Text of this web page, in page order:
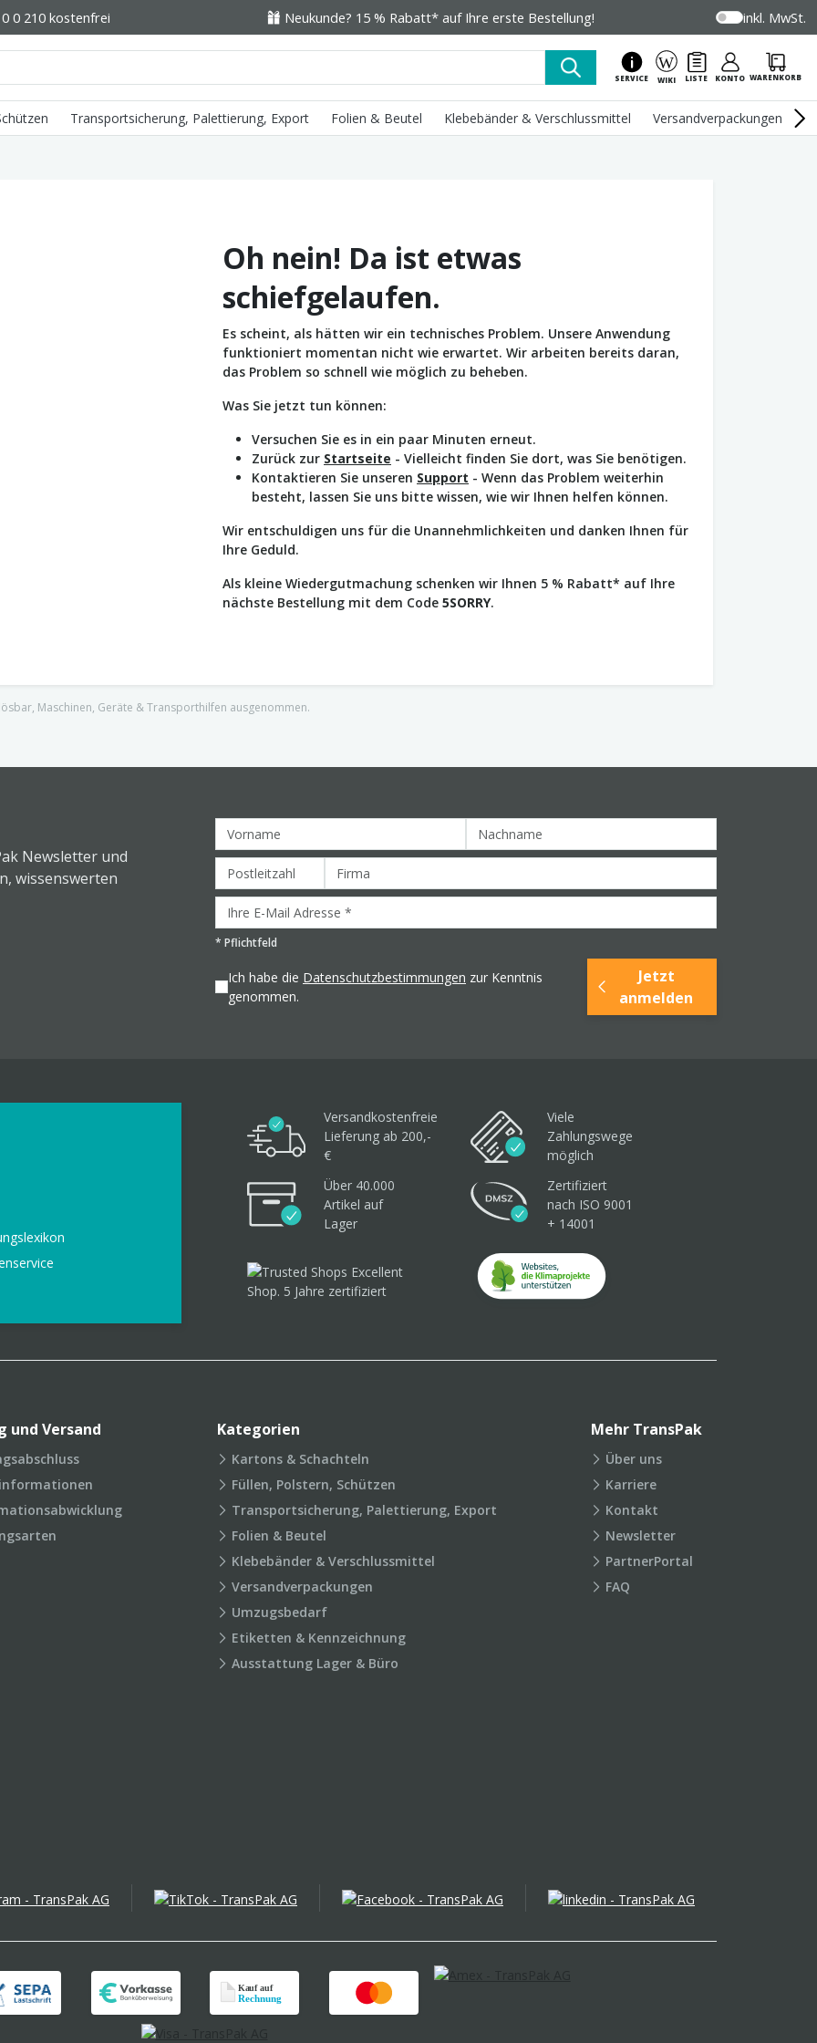
0 210 kostenfrei Neukunde? 15 % Rabatt* auf Ihre erste Bestellung! inkl. MwSt.
SERVICE WIKI LISTE KONTO WARENKORB
Transportsicherung, Palettierung, Export Folien & Beutel Klebebänder & Verschlussmittel Versandverpackungen
Oh nein! Da ist etwas
schiefgelaufen.
Es scheint, als hätten wir ein technisches Problem. Unsere Anwendung
funktioniert momentan nicht wie erwartet. Wir arbeiten bereits daran,
das Problem so schnell wie möglich zu beheben.
Was Sie jetzt tun können:
Versuchen Sie es in ein paar Minuten erneut.
Zurück zur Startseite - Vielleicht finden Sie dort, was Sie benötigen.
Kontaktieren Sie unseren Support - Wenn das Problem weiterhin
besteht, lassen Sie uns bitte wissen, wie wir Ihnen helfen können.
Wir entschuldigen uns für die Unannehmlichkeiten und danken Ihnen für
Ihre Geduld.
Als kleine Wiedergutmachung schenken wir Ihnen 5 % Rabatt* auf Ihre
nächste Bestellung mit dem Code 5SORRY.
Maschinen, Geräte & Transporthilfen ausgenommen.
Newsletter und
wissenswerten
* Pflichtfeld
Ich habe die Datenschutzbestimmungen zur Kenntnis
genommen.
Jetzt
anmelden
Versandkostenfreie
Lieferung ab 200,-
€
Viele
Zahlungswege
möglich
Über 40.000
Artikel auf
Lager
Zertifiziert
nach ISO 9001
+ 14001
und Versand Kategorien
Kartons & Schachteln
Füllen, Polstern, Schützen
Transportsicherung, Palettierung, Export
Folien & Beutel
Klebebänder & Verschlussmittel
Versandverpackungen
Umzugsbedarf
Etiketten & Kennzeichnung
Ausstattung Lager & Büro
Mehr TransPak
Über uns
Karriere
Kontakt
Newsletter
PartnerPortal
FAQ